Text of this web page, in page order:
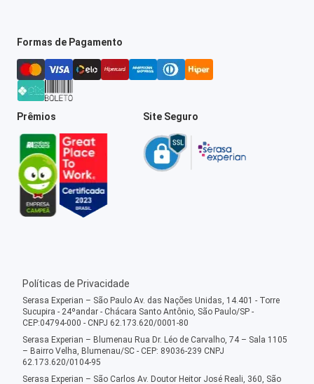
Formas de Pagamento
Prêmios Site Seguro
Políticas de Privacidade
Serasa Experian – São Paulo Av. das Nações Unidas, 14.401 - Torre
Sucupira - 24ºandar - Chácara Santo Antônio, São Paulo/SP -
CEP:04794-000 - CNPJ 62.173.620/0001-80
Serasa Experian – Blumenau Rua Dr. Léo de Carvalho, 74 – Sala 1105
– Bairro Velha, Blumenau/SC - CEP: 89036-239 CNPJ
62.173.620/0104-95
Serasa Experian – São Carlos Av. Doutor Heitor José Reali, 360, São